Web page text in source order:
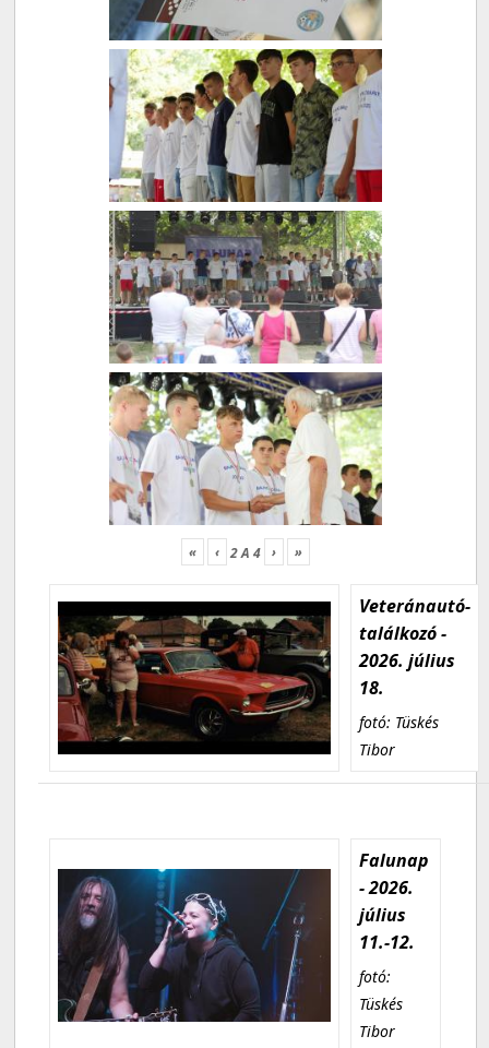
« ‹ 2A 4 › »
Veteránautó-
találkozó -
2026. július
18.
fotó: Tüskés
Tibor
Falunap
- 2026.
július
11.-12.
fotó:
Tüskés
Tibor